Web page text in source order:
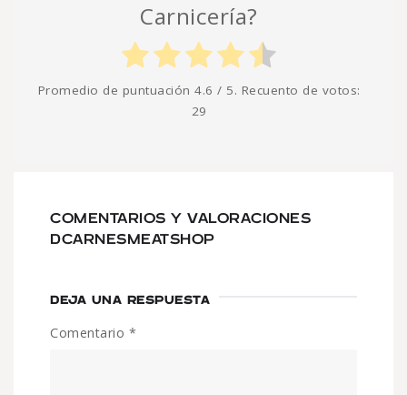
Carnicería?
Promedio de puntuación 4.6 / 5. Recuento de votos:
29
COMENTARIOS Y VALORACIONES
DCARNESMEATSHOP
DEJA UNA RESPUESTA
Comentario *